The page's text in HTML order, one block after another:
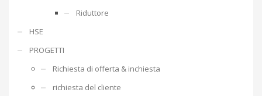
Riduttore
HSE
PROGETTI
Richiesta di offerta & inchiesta
richiesta del cliente